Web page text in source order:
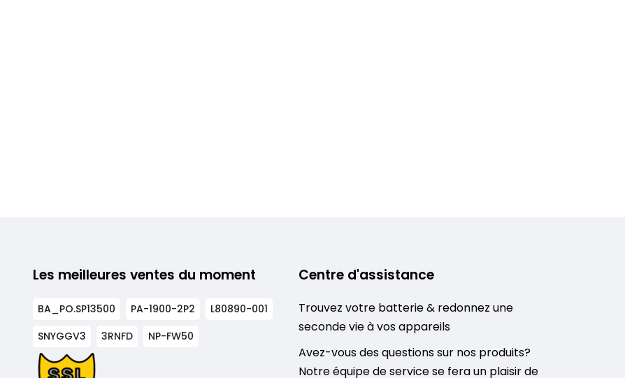
Les meilleures ventes du moment
BA_PO.SP13500 PA-1900-2P2
L80890-001
SNYGGV3
3RNFD NP-FW50
Centre d'assistance
Trouvez votre batterie & redonnez une
seconde vie à vos appareils
Avez-vous des questions sur nos produits?
Notre équipe de service se fera un plaisir de